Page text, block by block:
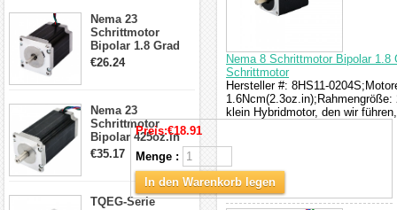
Nema 23
Schrittmotor
Bipolar 1.8 Grad
1.9Nm 3A 3.36V 4
€26.24
Nema 23
Schrittmotor
Bipolar 425oz.in
4.2A 57x57x114mm
4 Draht Hybrid
Schrittmotor
€35.17
TQEG-Serie
Nema 8 Schrittmotor Bipolar 1.8
Schrittmotor
Hersteller #: 8HS11-
klein Hybridmotor, den wir
Preis:€18.91
Menge :
In den Warenkorb legen